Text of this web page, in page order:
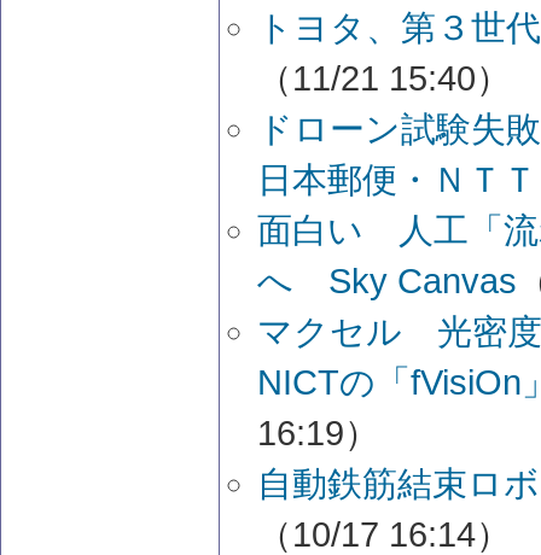
トヨタ、第３世
（11/21 15:40）
ドローン試験失
日本郵便・ＮＴ
面白い 人工「
へ Sky Canvas
マクセル 光密
NICTの「
16:19）
自動鉄筋結束ロ
（10/17 16:14）